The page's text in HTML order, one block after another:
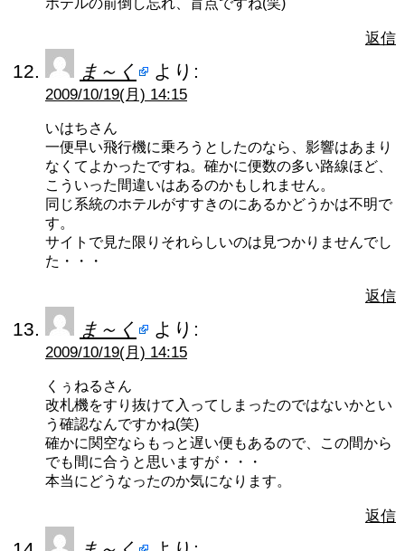
ホテルの前倒し忘れ、盲点ですね(笑)
返信
ま～く より:
2009/10/19(月) 14:15
いはちさん
一便早い飛行機に乗ろうとしたのなら、影響はあまり
なくてよかったですね。確かに便数の多い路線ほど、
こういった間違いはあるのかもしれません。
同じ系統のホテルがすすきのにあるかどうかは不明で
す。
サイトで見た限りそれらしいのは見つかりませんでし
た・・・
返信
ま～く より:
2009/10/19(月) 14:15
くぅねるさん
改札機をすり抜けて入ってしまったのではないかとい
う確認なんですかね(笑)
確かに関空ならもっと遅い便もあるので、この間から
でも間に合うと思いますが・・・
本当にどうなったのか気になります。
返信